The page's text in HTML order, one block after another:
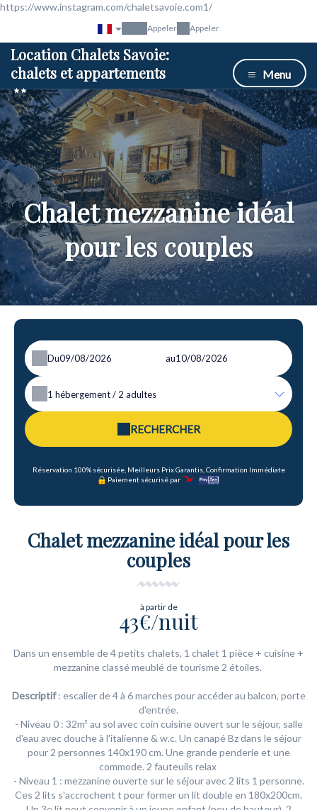
https://www.instagram.com/chaletsavoie.com1/
Appeler Appeler
Location Chalets Savoie:
chalets et appartements
Menu
Chalet mezzanine idéal
pour les couples
Du au
1 hébergement / 2 adultes
RECHERCHER
Réservation 100% sécurisée, Meilleurs Prix Garantis, Confirmation Immédiate
Paiement sécurisé par
Chalet mezzanine idéal pour les
couples
à partir de
43€/nuit
Dans un ensemble de 4 petits chalets, 1 chalet 1 pièce + cuisine +
mezzanine classé meublé de tourisme 2 étoiles.
Descriptif: escalier de 4 à 6 marches pour accéder au balcon, porte
d'entrée.
- Niveau 0 : 32m² au sol avec coin cuisine ouvert sur le séjour, salle
d'eau avec douche à l'italienne & w.c. Un canapé Bz dans le séjour
pour 2 personnes 140x190 cm. Une grande penderie et une
commode. 2 fauteuils relax
- Niveau 1 : mezzanine ouverte sur le séjour avec 2 lits 1 personne.
Ces 2 lits s'accrochent t pour former un lit double en 180x200cm.